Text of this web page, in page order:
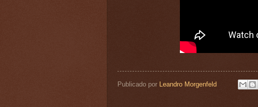
Publicado por Leandro Morgenfeld